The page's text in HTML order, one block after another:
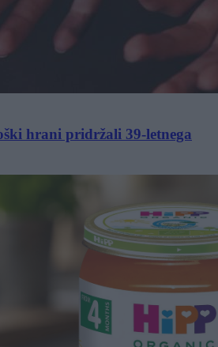
hrani pridržali 39-letnega